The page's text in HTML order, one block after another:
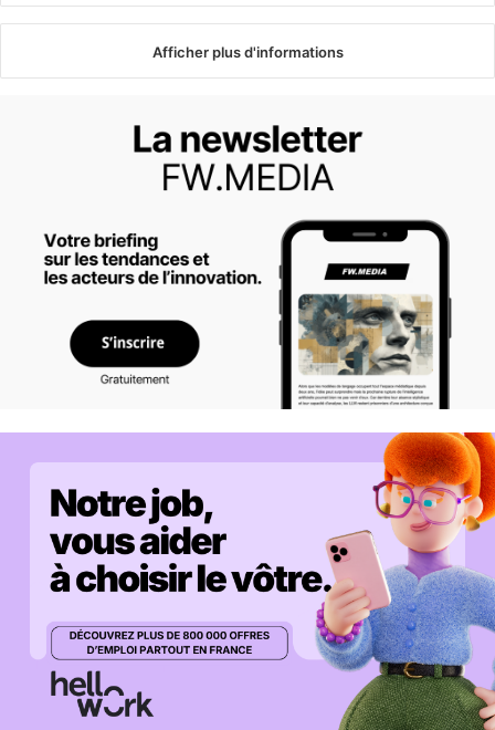
Afficher plus d'informations